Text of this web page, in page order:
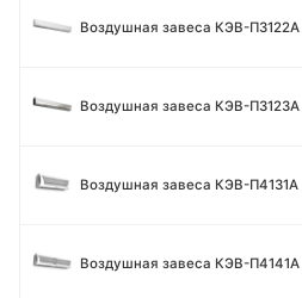
Воздушная завеса КЭВ-П3122A
Воздушная завеса КЭВ-П3123A
Воздушная завеса КЭВ-П4131A
Воздушная завеса КЭВ-П4141A